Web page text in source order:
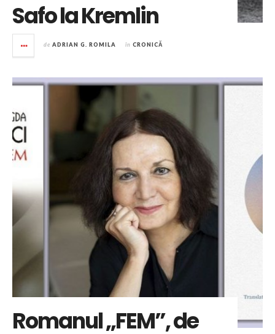
Safo la Kremlin
de ADRIAN G. ROMILA în CRONICĂ
Romanul „FEM”, de